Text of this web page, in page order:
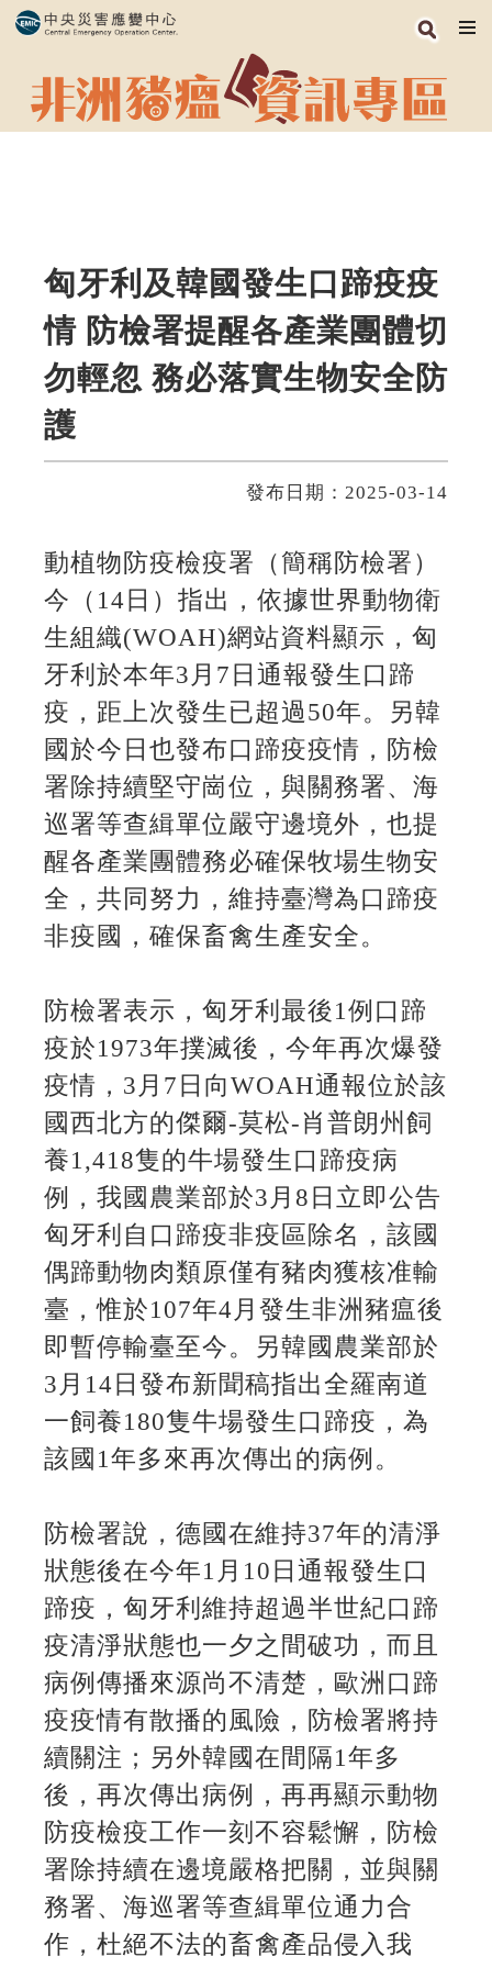
匈牙利及韓國發生口蹄疫疫
情 防檢署提醒各產業團體切
勿輕忽 務必落實生物安全防
護
發布日期：2025-03-14
動植物防疫檢疫署（簡稱防檢署）
今（14日）指出，依據世界動物衛
生組織(WOAH)網站資料顯示，匈
牙利於本年3月7日通報發生口蹄
疫，距上次發生已超過50年。另韓
國於今日也發布口蹄疫疫情，防檢
署除持續堅守崗位，與關務署、海
巡署等查緝單位嚴守邊境外，也提
醒各產業團體務必確保牧場生物安
全，共同努力，維持臺灣為口蹄疫
非疫國，確保畜禽生產安全。
防檢署表示，匈牙利最後1例口蹄
疫於1973年撲滅後，今年再次爆發
疫情，3月7日向WOAH通報位於該
國西北方的傑爾-莫松-肖普朗州飼
養1,418隻的牛場發生口蹄疫病
例，我國農業部於3月8日立即公告
匈牙利自口蹄疫非疫區除名，該國
偶蹄動物肉類原僅有豬肉獲核准輸
臺，惟於107年4月發生非洲豬瘟後
即暫停輸臺至今。另韓國農業部於
3月14日發布新聞稿指出全羅南道
一飼養180隻牛場發生口蹄疫，為
該國1年多來再次傳出的病例。
防檢署說，德國在維持37年的清淨
狀態後在今年1月10日通報發生口
蹄疫，匈牙利維持超過半世紀口蹄
疫清淨狀態也一夕之間破功，而且
病例傳播來源尚不清楚，歐洲口蹄
疫疫情有散播的風險，防檢署將持
續關注；另外韓國在間隔1年多
後，再次傳出病例，再再顯示動物
防疫檢疫工作一刻不容鬆懈，防檢
署除持續在邊境嚴格把關，並與關
務署、海巡署等查緝單位通力合
作，杜絕不法的畜禽產品侵入我